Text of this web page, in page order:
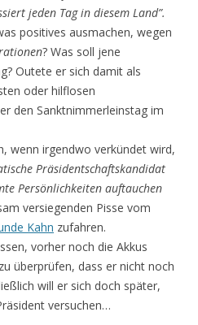
jeden Tag in diesem Land”.
positives ausmachen, wegen
? Was soll jene
Outete er sich damit als
oder hilflosen
den Sanktnimmerleinstag im
wenn irgendwo verkündet wird,
Präsidentschaftskandidat
Persönlichkeiten auftauchen
versiegenden Pisse vom
Kahn zufahren.
vorher noch die Akkus
überprüfen, dass er nicht noch
will er sich doch später,
versuchen…